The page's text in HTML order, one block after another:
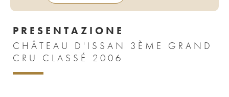
PRESENTAZIONE
CHÂTEAU D'ISSAN 3ÈME GRAND
CRU CLASSÉ 2006